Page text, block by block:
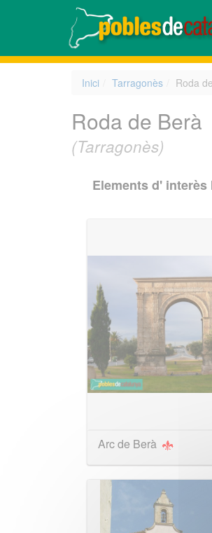
Inici Tarragonès Roda
Roda de Berà
(Tarragonès)
Elements d'
Arc de Berà